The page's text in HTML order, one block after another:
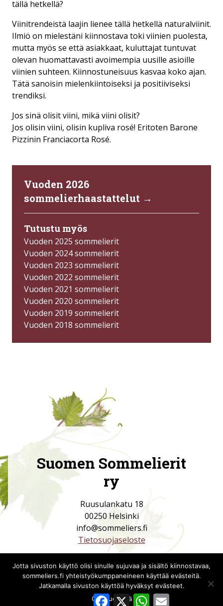
tällä hetkellä?
Viinitrendeistä laajin lienee tällä hetkellä naturalviinit.
Ilmiö on mielestäni kiinnostava toki viinien puolesta,
mutta myös se että asiakkaat, kuluttajat tuntuvat
olevan huomattavasti avoimempia uusille asioille
viinien suhteen. Kiinnostuneisuus kasvaa koko ajan.
Tätä sanoisin mielenkiintoiseksi ja positiiviseksi
trendiksi.
Jos sinä olisit viini, mikä viini olisit?
Jos olisin viini, olisin kupliva rosé! Eritoten Barone
Pizzinin Franciacorta Rosé.
Vuoden 2026
sommelierhaastattelut →
Tutustu myös
Vuoden 2025 sommelierit
Vuoden 2024 sommelierit
Vuoden 2023 sommelierit
Vuoden 2022 sommelierit
Vuoden 2021 sommelierit
Vuoden 2020 sommelierit
Vuoden 2019 sommelierit
Vuoden 2018 sommelierit
Suomen Sommelierit
ry
Ruusulankatu 18
00250 Helsinki
info@sommeliers.fi
Tietosuojaseloste
Facebook
X WhatsApp
Jotta sivuston käyttö olisi sinulle sujuvaa ja sisältö kiinnostavaa,
sommeliers.fi yhteistyökumppaneineen käyttää evästeitä.
Jatkamalla sivuston käyttöä hyväksyt evästeet.
Ok
Lue lisää